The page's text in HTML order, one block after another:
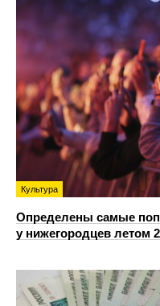
Культура
Определены самые
у нижегородцев летом